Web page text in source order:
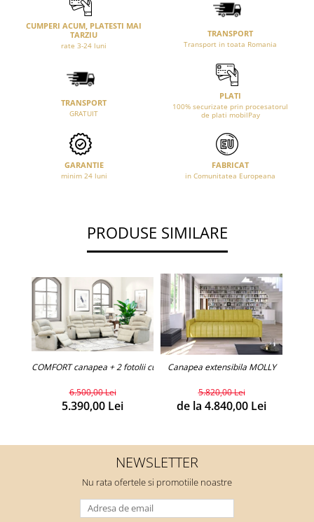
CUMPERI ACUM, PLATESTI MAI
TARZIU
rate 3-24 luni
TRANSPORT
Transport in toata Romania
TRANSPORT
GRATUIT
PLATI
100% securizate prin procesatorul
de plati mobilPay
GARANTIE
minim 24 luni
FABRICAT
in Comunitatea Europeana
PRODUSE SIMILARE
COMFORT canapea + 2 fotolii cu recliner (personalizabil)
6.500,00 Lei
5.390,00 Lei
Canapea extensibila MOLLY
5.820,00 Lei
de la 4.840,00 Lei
NEWSLETTER
Nu rata ofertele si promotiile noastre